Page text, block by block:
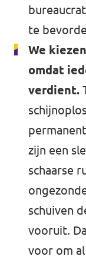
te
We
omdat
verdient.
zijn een
schaarse
schuiven
vooruit.
voor om